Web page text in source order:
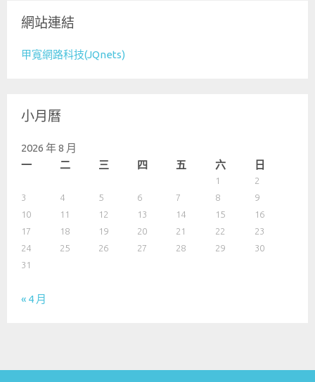
網站連結
甲寬網路科技(JQnets)
小月曆
2026 年 8 月
一
二 三 四 五 六 日
1
2
3
4 5 6 7 8
9
10
11 12 13 14 15
16
17
18 19 20 21 22
23
24
25 26 27 28 29
30
31
« 4 月